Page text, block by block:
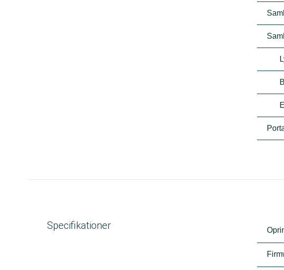
Specifikationer